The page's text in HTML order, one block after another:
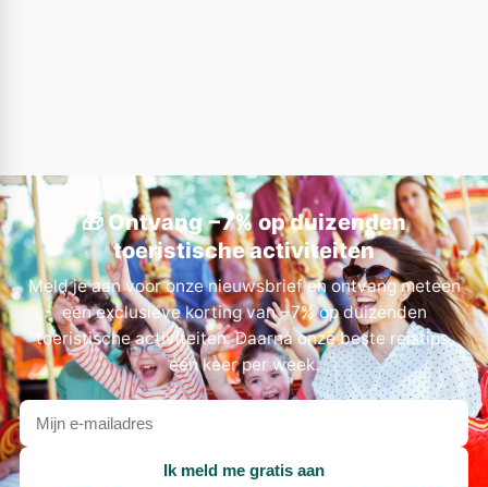
🎁 Ontvang −7% op duizenden
toeristische activiteiten
Meld je aan voor onze nieuwsbrief en ontvang meteen
een exclusieve korting van −7% op duizenden
toeristische activiteiten. Daarna onze beste reistips,
één keer per week.
Je
e-
mailadres
Ik meld me gratis aan